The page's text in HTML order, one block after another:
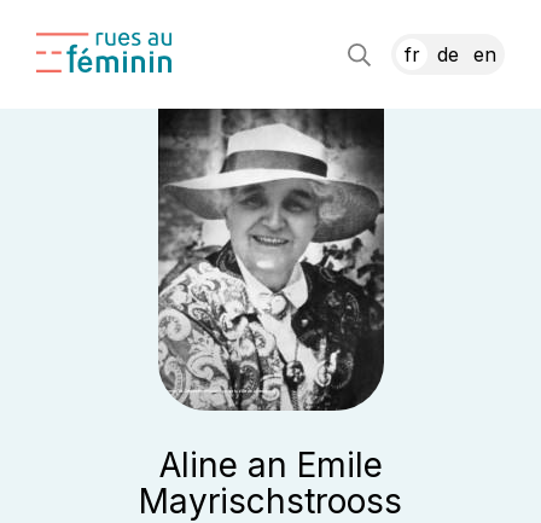
fr de en
Aline an Emile
Mayrischstrooss